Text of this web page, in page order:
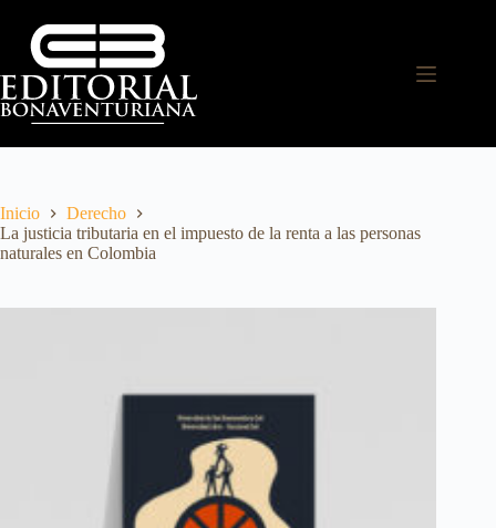
Inicio
Derecho
La justicia tributaria en el impuesto de la renta a las personas
naturales en Colombia